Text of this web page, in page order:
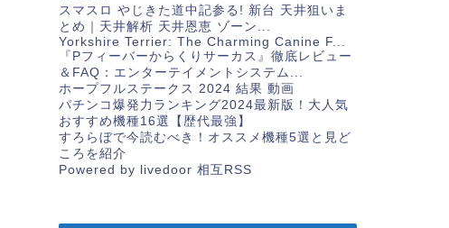
スマスロ やじきた道中記参る! 新台 天井狙いま
とめ｜天井解析 天井恩恵 ゾーン...
Yorkshire Terrier: The Charming Canine F...
『Pフィーバーからくりサーカス』徹底レビュー
＆FAQ：エンターテイメントシステム...
ホープフルステークス 2024 結果 動画
パチンコ爆発力ランキング2024最新版！大人気
おすすめ機種16選【歴代最強】
すろらぼで今読むべき！オススメ機種5選と見ど
ころを紹介
Powered by livedoor 相互RSS